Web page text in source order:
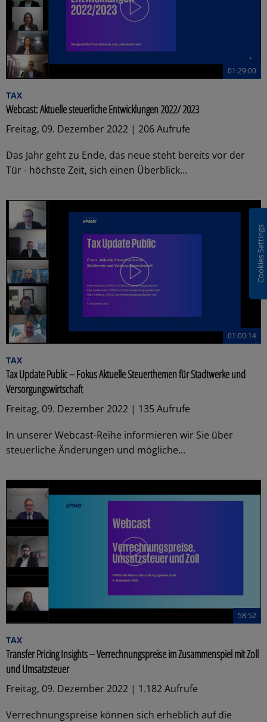
01:29:00
TAX
Webcast: Aktuelle steuerliche Entwicklungen 2022/ 2023
Freitag, 09. Dezember 2022 | 206 Aufrufe
Das Jahr geht zu Ende, das neue steht bereits vor der
Tür - höchste Zeit, sich einen Überblick...
01:00:14
TAX
Tax Update Public – Fokus Aktuelle Steuerthemen für Stadtwerke und
Versorgungswirtschaft
Freitag, 09. Dezember 2022 | 135 Aufrufe
In unserer Webcast-Reihe informieren wir Sie über
steuerliche Änderungen und mögliche...
58:52
TAX
Transfer Pricing Insights – Verrechnungspreise im Zusammenspiel mit Zoll
und Umsatzsteuer
Freitag, 09. Dezember 2022 | 1.182 Aufrufe
Verrechnungspreise können sich erheblich auf die
Cookies Settings